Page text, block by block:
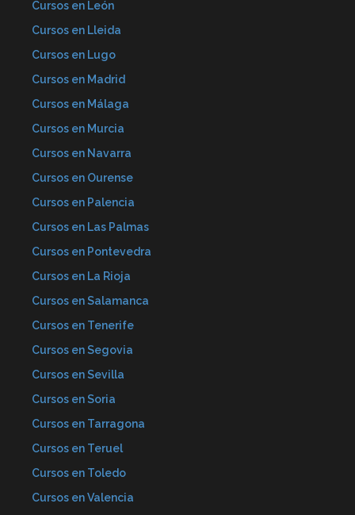
Cursos en León
Cursos en Lleida
Cursos en Lugo
Cursos en Madrid
Cursos en Málaga
Cursos en Murcia
Cursos en Navarra
Cursos en Ourense
Cursos en Palencia
Cursos en Las Palmas
Cursos en Pontevedra
Cursos en La Rioja
Cursos en Salamanca
Cursos en Tenerife
Cursos en Segovia
Cursos en Sevilla
Cursos en Soria
Cursos en Tarragona
Cursos en Teruel
Cursos en Toledo
Cursos en Valencia